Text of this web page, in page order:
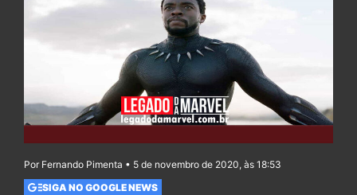
Por Fernando Pimenta • 5 de novembro de 2020, às 18:53
SIGA NO GOOGLE NEWS